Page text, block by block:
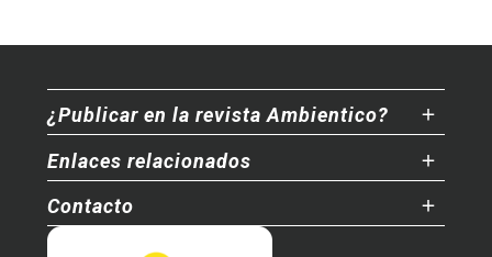
¿Publicar en la revista Ambientico?
Enlaces relacionados
Contacto